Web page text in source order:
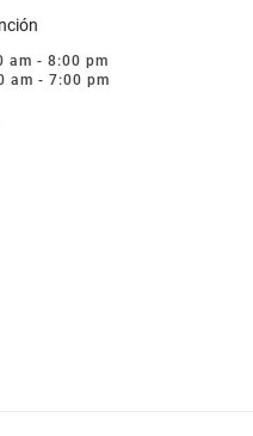
am - 8:00 pm
am - 7:00 pm